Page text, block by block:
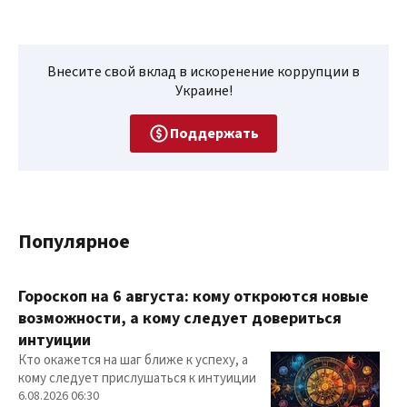
Внесите свой вклад в искоренение коррупции в
Украине!
Поддержать
Популярное
Гороскоп на 6 августа: кому откроются новые
возможности, а кому следует довериться
интуиции
Кто окажется на шаг ближе к успеху, а
кому следует прислушаться к интуиции
6.08.2026 06:30